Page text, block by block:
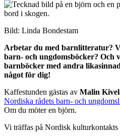
Bild: Linda Bondestam
Arbetar du med barnlitteratur?
barn- och ungdomsböcker? Och
barnböcker med andra
något för dig!
Kaffestunden gästas av Malin
Nordiska rådets barn- och
Om du möter en björn.
Vi träffas på Nordisk